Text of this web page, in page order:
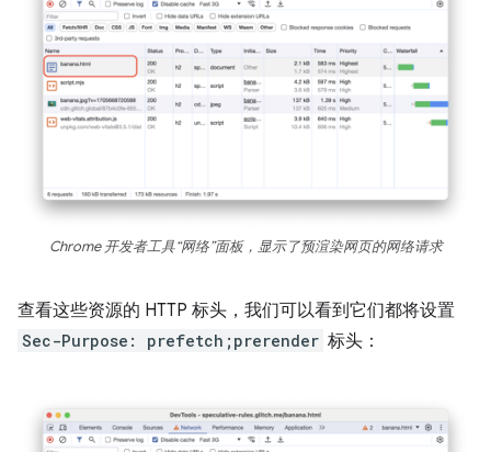
Chrome 开发者工具“网络”面板，显示了预渲染网页的网络请求
查看这些资源的 HTTP 标头，我们可以看到它们都将设置
Sec-Purpose: prefetch;prerender 标头：